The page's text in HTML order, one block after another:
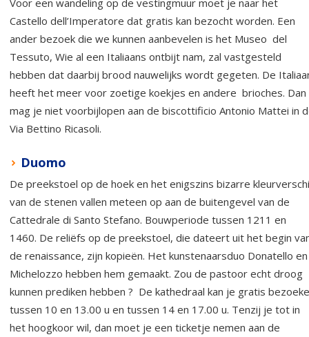
Voor een wandeling op de vestingmuur moet je naar het
Castello dell’Imperatore dat gratis kan bezocht worden. Een
ander bezoek die we kunnen aanbevelen is het Museo del
Tessuto, Wie al een Italiaans ontbijt nam, zal vastgesteld
hebben dat daarbij brood nauwelijks wordt gegeten. De
heeft het meer voor zoetige koekjes en andere brioches. Dan
mag je niet voorbijlopen aan de biscottificio Antonio Mattei in
Via Bettino Ricasoli.
Duomo
De preekstoel op de hoek en het enigszins bizarre
van de stenen vallen meteen op aan de buitengevel van de
Cattedrale di Santo Stefano. Bouwperiode tussen 1211 en
1460. De reliëfs op de preekstoel, die dateert uit het begin
de renaissance, zijn kopieën. Het kunstenaarsduo Donatello en
Michelozzo hebben hem gemaakt. Zou de pastoor echt droog
kunnen prediken hebben ? De kathedraal kan je gratis
tussen 10 en 13.00 u en tussen 14 en 17.00 u. Tenzij je tot in
het hoogkoor wil, dan moet je een ticketje nemen aan de